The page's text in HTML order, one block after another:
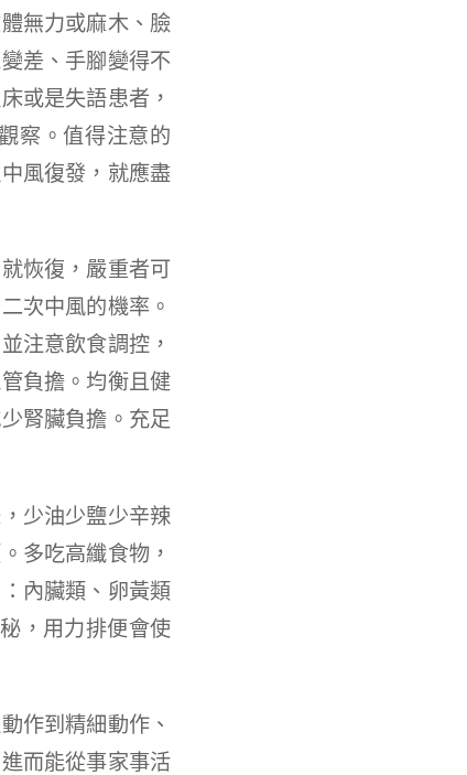
無力或麻木、臉
差、手腳變得不
或是失語患者，
察。值得注意的
風復發，就應盡
恢復，嚴重者可
次中風的機率。
注意飲食調控，
負擔。均衡且健
腎臟負擔。充足
少油少鹽少辛辣
多吃高纖食物，
內臟類、卵黃類
，用力排便會使
作到精細動作、
而能從事家事活